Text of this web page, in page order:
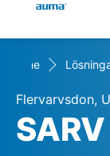
Produkter
Lösningar
Global
Europa
Sök
Home
Flervarvsdon,
SARV